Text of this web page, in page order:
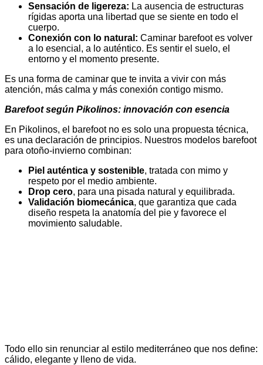
Sensación de ligereza: La ausencia de estructuras
rígidas aporta una libertad que se siente en todo el
cuerpo.
Conexión con lo natural: Caminar barefoot es volver
a lo esencial, a lo auténtico. Es sentir el suelo, el
entorno y el momento presente.
Es una forma de caminar que te invita a vivir con más
atención, más calma y más conexión contigo mismo.
Barefoot según Pikolinos: innovación con esencia
En Pikolinos, el barefoot no es solo una propuesta técnica,
es una declaración de principios. Nuestros modelos barefoot
para otoño-invierno combinan:
Piel auténtica y sostenible, tratada con mimo y
respeto por el medio ambiente.
Drop cero, para una pisada natural y equilibrada.
Validación biomecánica, que garantiza que cada
diseño respeta la anatomía del pie y favorece el
movimiento saludable.
Todo ello sin renunciar al estilo mediterráneo que nos define:
cálido, elegante y lleno de vida.